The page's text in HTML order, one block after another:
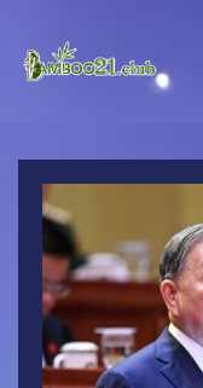
content